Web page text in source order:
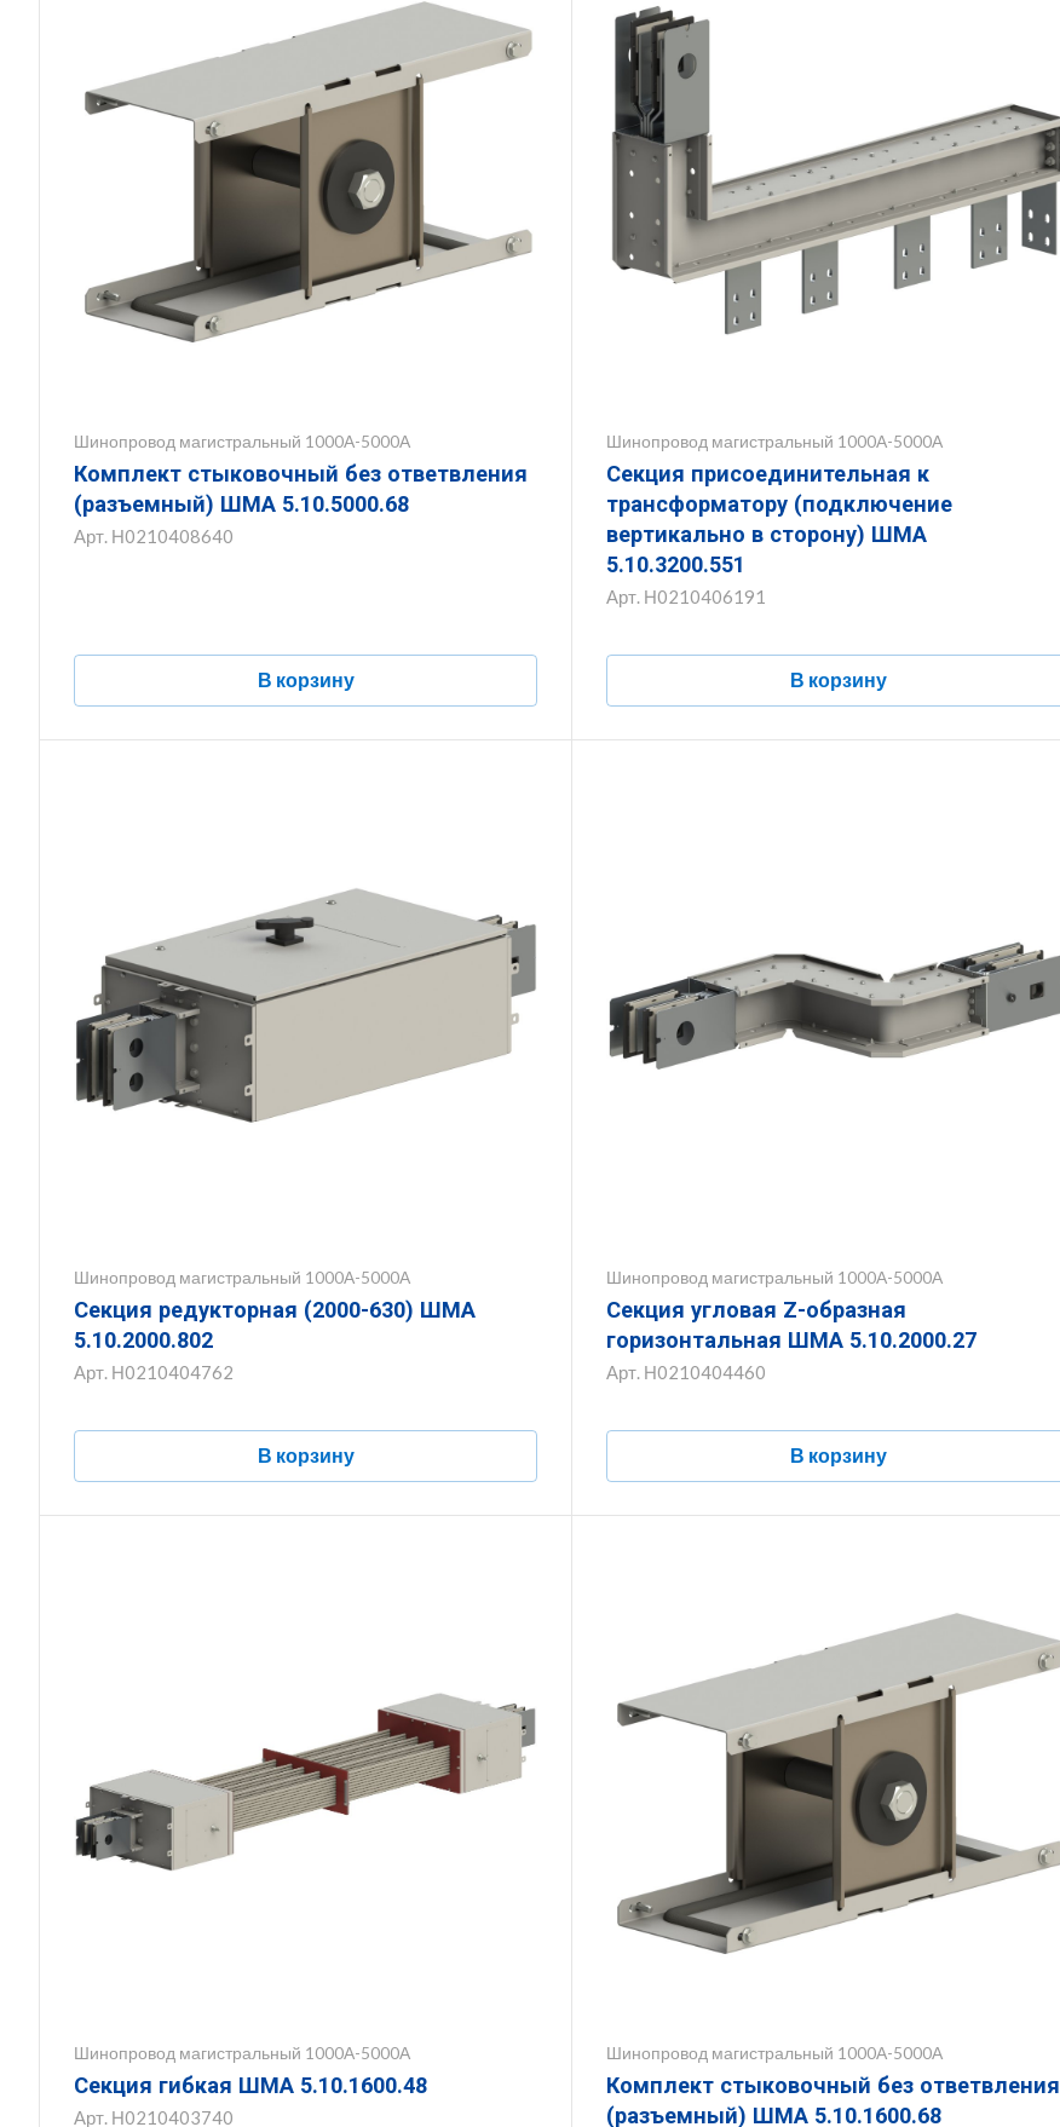
Шинопровод магистральный 1000А-5000А
Комплект стыковочный без ответвления
(разъемный) ШМА 5.10.5000.68
Арт. Н0210408640
В корзину
Шинопровод магистральный 1000А-5000А
Секция присоединительная к
трансформатору (подключение
вертикально в сторону) ШМА
5.10.3200.551
Арт. Н0210406191
В корзину
Шинопровод магистральный 1000А-5000А
Секция редукторная (2000-630) ШМА
5.10.2000.802
Арт. Н0210404762
В корзину
Шинопровод магистральный 1000А-5000А
Секция угловая Z-образная
горизонтальная ШМА 5.10.2000.27
Арт. Н0210404460
В корзину
Шинопровод магистральный 1000А-5000А
Секция гибкая ШМА 5.10.1600.48
Арт. Н0210403740
Шинопровод магистральный 1000А-5000А
Комплект стыковочный без ответвления
(разъемный) ШМА 5.10.1600.68